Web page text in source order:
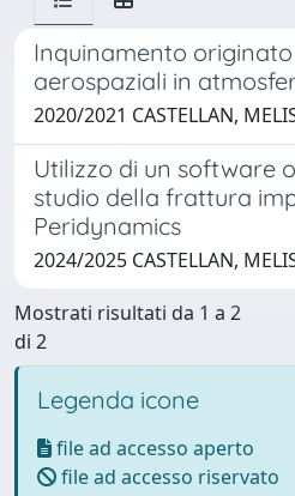
Inquinamento
aerospaziali in
2020/2021 CASTELLAN,
Utilizzo di un software
studio della frattura
Peridynamics
2024/2025 CASTELLAN,
Mostrati risultati da 1 a 2
di 2
Legenda icone
file ad accesso aperto
file ad accesso riservato